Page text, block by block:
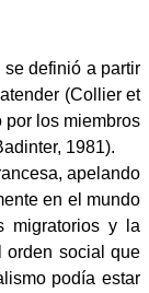
definió a partir
(Collier et
por los miembros
1981).
apelando
en el mundo
migratorios y la
orden social que
podía estar